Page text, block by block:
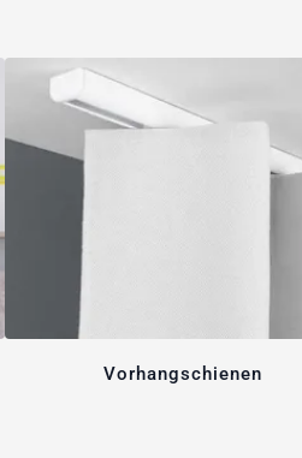
Vorhangschienen